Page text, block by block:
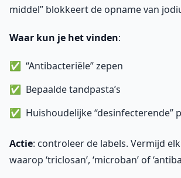
middel” blokkeert de opname van
Waar kun je het vinden:
“Antibacteriële” zepen
Bepaalde tandpasta’s
Huishoudelijke “desinfecterende”
Actie: controleer de labels. Vermijd
waarop ‘triclosan’, ‘microban’ of